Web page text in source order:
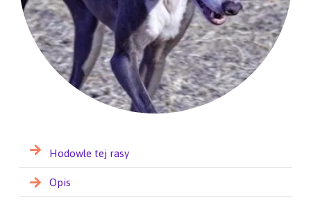
Hodowle tej rasy
Opis